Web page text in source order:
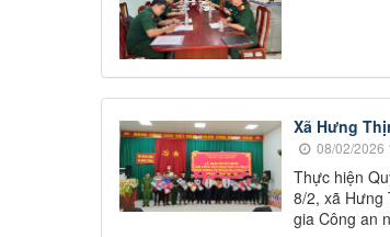
Xã Hưng
08/02/2026
Thực hiện
8/2, xã Hưng
gia Công an